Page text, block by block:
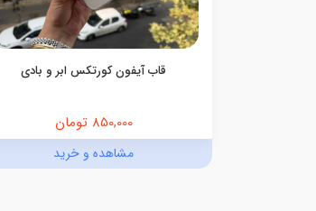
قاب آیفون کورتکس ابر و بادی
850,000 تومان
مشاهده و خرید